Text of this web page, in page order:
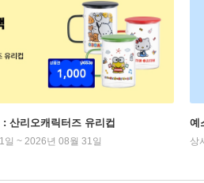
산리오캐릭터즈 유리컵
일 ~ 2026년 08월 31일
예
상